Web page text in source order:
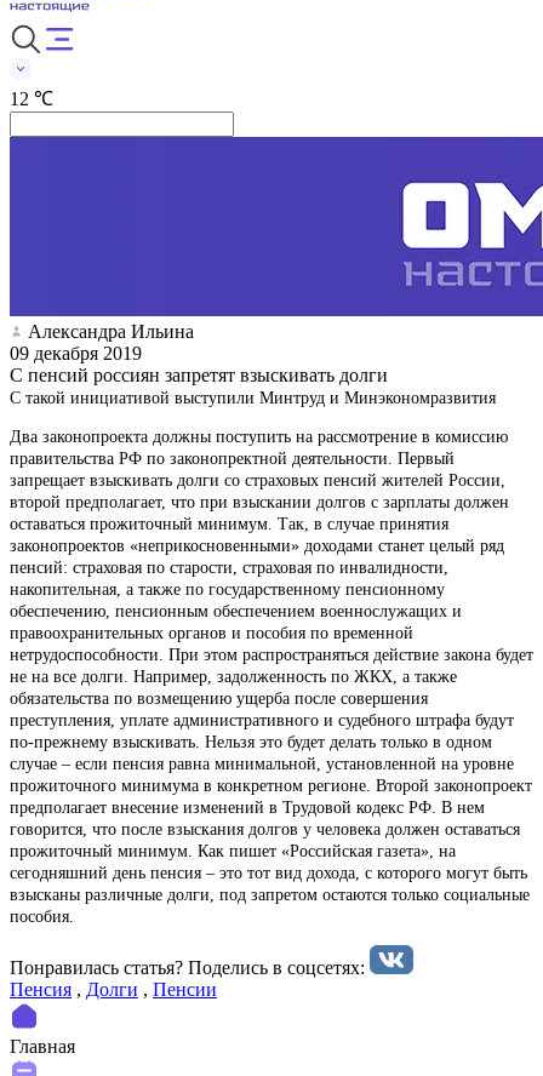
12 ℃
Александра Ильина
09 декабря 2019
С пенсий россиян запретят взыскивать долги
С такой инициативой выступили Минтруд и Минэкономразвития
Два законопроекта должны поступить на рассмотрение в комиссию
правительства РФ по законопректной деятельности. Первый
запрещает взыскивать долги со страховых пенсий жителей России,
второй предполагает, что при взыскании долгов с зарплаты должен
оставаться прожиточный минимум. Так, в случае принятия
законопроектов «неприкосновенными» доходами станет целый ряд
пенсий: страховая по старости, страховая по инвалидности,
накопительная, а также по государственному пенсионному
обеспечению, пенсионным обеспечением военнослужащих и
правоохранительных органов и пособия по временной
нетрудоспособности. При этом распространяться действие закона будет
не на все долги. Например, задолженность по ЖКХ, а также
обязательства по возмещению ущерба после совершения
преступления, уплате административного и судебного штрафа будут
по-прежнему взыскивать. Нельзя это будет делать только в одном
случае – если пенсия равна минимальной, установленной на уровне
прожиточного минимума в конкретном регионе. Второй законопроект
предполагает внесение изменений в Трудовой кодекс РФ. В нем
говорится, что после взыскания долгов у человека должен оставаться
прожиточный минимум. Как пишет «Российская газета», на
сегодняшний день пенсия – это тот вид дохода, с которого могут быть
взысканы различные долги, под запретом остаются только социальные
пособия.
Понравилась статья? Поделиcь в соцсетях:
Пенсия , Долги , Пенсии
Главная